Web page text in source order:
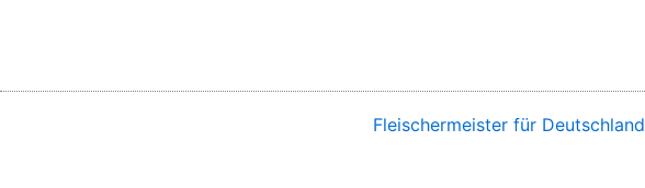
Fleischermeister für Deutschland